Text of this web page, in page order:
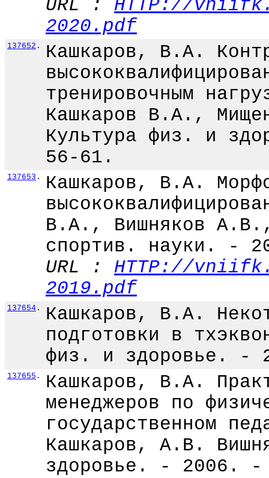
URL : HTTP://
2020.pdf
137652 .
Кашкаров, В.А.
тренировочным
Кашкаров В.А.,
Культура физ. и
56-61.
137653 .
Кашкаров, В.А.
В.А., Вишняков
спортив. науки. -
URL : HTTP://
2019.pdf
137654 .
Кашкаров, В.А.
подготовки в
физ. и здоровье.
137655 .
Кашкаров, В.А.
менеджеров по
государственном
Кашкаров, А.В.
здоровье. -